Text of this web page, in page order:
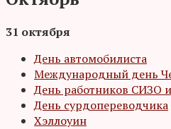
31 октября
День автомобилиста
Международный день
День работников СИЗО
День сурдопереводчика
Хэллоуин